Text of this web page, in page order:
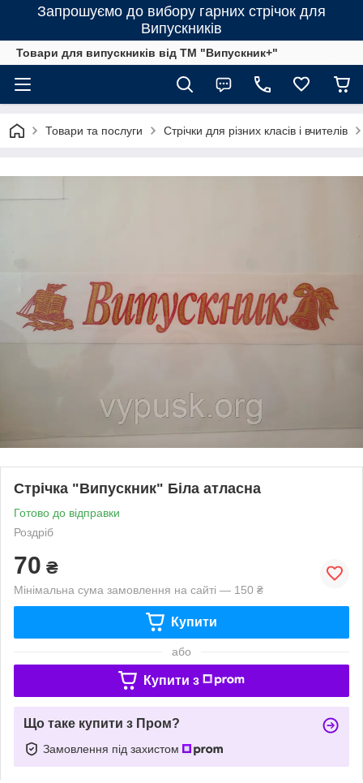
Запрошуємо до вибору гарних стрічок для
Випускників
Товари для випускників від ТМ "Випускник+"
Товари та послуги Стрічки для різних класів і вчителів
Стрічка "Випускник" Біла атласна
Готово до відправки
Роздріб
70 ₴
Мінімальна сума замовлення на сайті — 150 ₴
Купити
або
Купити з
Що таке купити з Пром?
Замовлення під захистом